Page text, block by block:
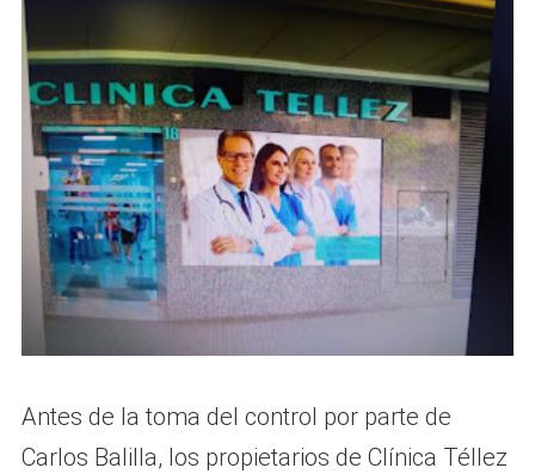
Antes de la toma del control por parte de
Carlos Balilla, los propietarios de Clínica Téllez